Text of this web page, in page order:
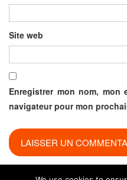
Site web
Enregistrer mon nom,
navigateur pour mon